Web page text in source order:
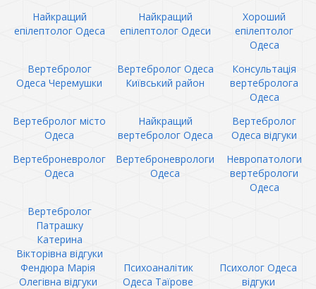
Найкращий
епілептолог Одеса
Найкращий
епілептолог Одеси
Хороший
епілептолог
Одеса
Вертебролог
Одеса Черемушки
Вертебролог Одеса
Київський район
Консультація
вертебролога
Одеса
Вертебролог місто
Одеса
Найкращий
вертебролог Одеса
Вертебролог
Одеса відгуки
Вертеброневролог
Одеса
Вертеброневрологи
Одеса
Невропатологи
вертебрологи
Одеса
Вертебролог
Патрашку
Катерина
Вікторівна відгуки
Фендюра Марія
Олегівна відгуки
Психоаналітик
Одеса Таїрове
Психолог Одеса
відгуки